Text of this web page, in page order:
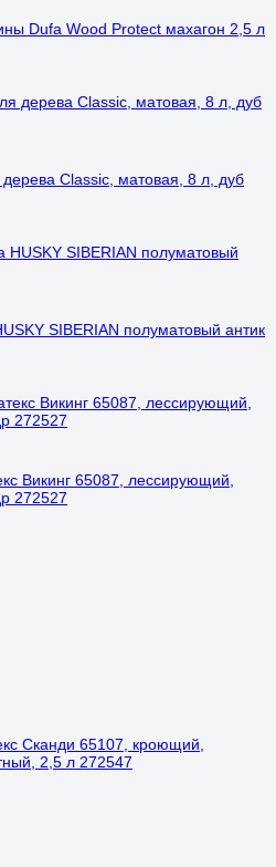
Dufa Wood Protect махагон 2,5 л
Classic, матовая, 8 л, дуб
SIBERIAN полуматовый антик
Викинг 65087, лессирующий,
272527
Сканди 65107, кроющий,
2,5 л 272547